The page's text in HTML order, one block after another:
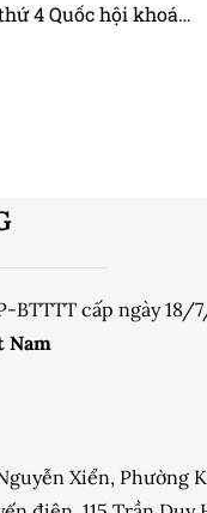
4 Quốc hội khoá
BTTTT cấp ngày 18/
Nam
Xiển, Phường